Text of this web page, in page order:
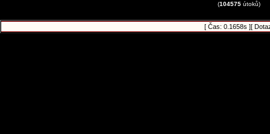
(104575 útoků)
[ Čas: 0.1658s ][